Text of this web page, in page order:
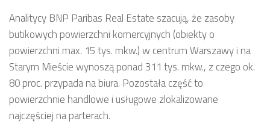
Analitycy BNP Paribas Real Estate szacują, że zasoby
butikowych powierzchni komercyjnych (obiekty o
powierzchni max. 15 tys. mkw.) w centrum Warszawy i na
Starym Mieście wynoszą ponad 311 tys. mkw., z czego ok.
80 proc. przypada na biura. Pozostała część to
powierzchnie handlowe i usługowe zlokalizowane
najczęściej na parterach.